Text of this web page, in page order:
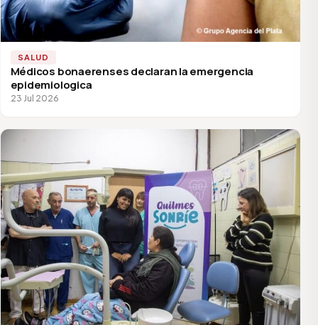
SALUD
Médicos bonaerenses declaran la emergencia
epidemiologica
23 Jul 2026